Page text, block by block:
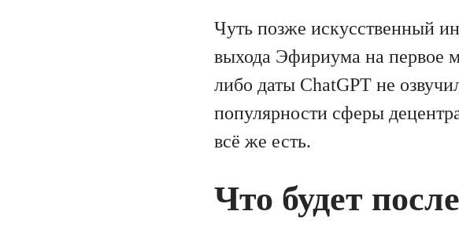
Чуть позже искусственный
выхода Эфириума на первое
либо даты ChatGPT не
популярности сферы
всё же есть.
Что будет